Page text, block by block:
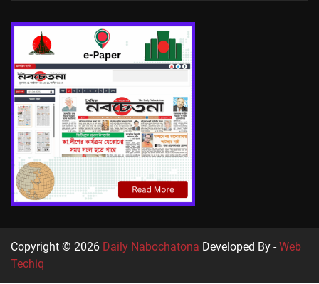
Copyright © 2026 Daily Nabochatona Developed By -Web
Techiq